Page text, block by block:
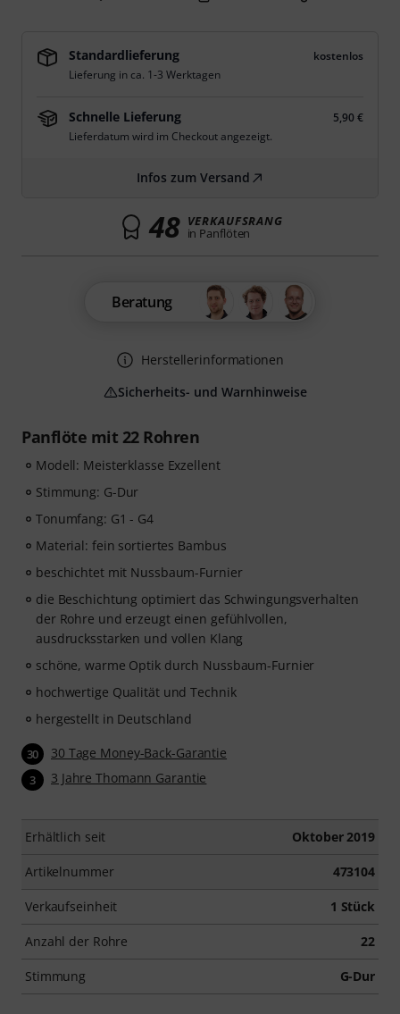
Panflöte mit 22 Rohren
Modell: Meisterklasse Exzellent
Stimmung: G-Dur
Tonumfang: G1 - G4
Material: fein sortiertes Bambus
beschichtet mit Nussbaum-Furnier
die Beschichtung optimiert das Schwingungsverhalten
der Rohre und erzeugt einen gefühlvollen,
ausdrucksstarken und vollen Klang
schöne, warme Optik durch Nussbaum-Furnier
hochwertige Qualität und Technik
hergestellt in Deutschland
30 30 Tage Money-Back-Garantie
3 3 Jahre Thomann Garantie
Erhältlich seit Oktober 2019
Artikelnummer 473104
Verkaufseinheit 1 Stück
Anzahl der Rohre 22
Stimmung G-Dur
Standardlieferung
kostenlos
Lieferung in ca. 1-3 Werktagen
Schnelle Lieferung
5,90 €
Lieferdatum wird im Checkout angezeigt.
Infos zum Versand
48 VERKAUFSRANG
in Panflöten
Beratung
Herstellerinformationen
Sicherheits- und Warnhinweise